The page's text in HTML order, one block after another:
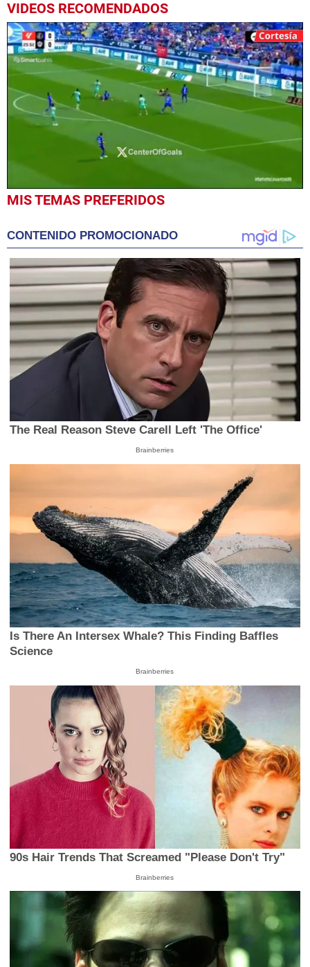
VIDEOS RECOMENDADOS
0
seconds
seconds
MIS TEMAS PREFERIDOS
CONTENIDO PROMOCIONADO
The Real Reason Steve Carell Left 'The Office'
Brainberries
Is There An Intersex Whale? This Finding Baffles
Science
Brainberries
90s Hair Trends That Screamed "Please Don't Try"
Brainberries